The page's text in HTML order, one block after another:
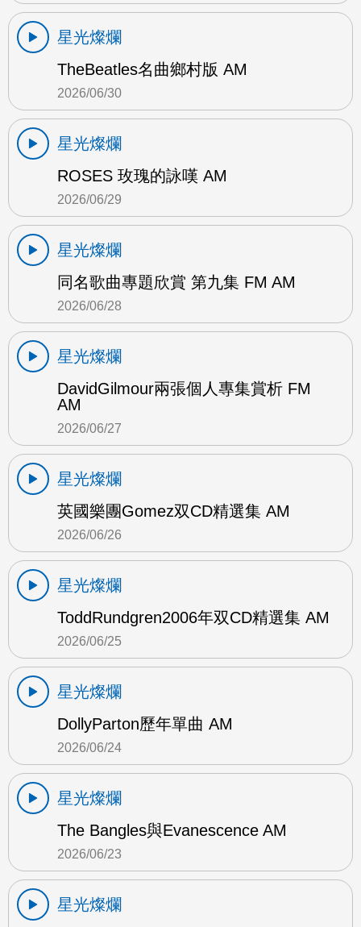
星光燦爛
TheBeatles名曲鄉村版 AM
2026/06/30
星光燦爛
ROSES 玫瑰的詠嘆 AM
2026/06/29
星光燦爛
同名歌曲專題欣賞 第九集 FM AM
2026/06/28
星光燦爛
DavidGilmour兩張個人專集賞析 FM
AM
2026/06/27
星光燦爛
英國樂團Gomez双CD精選集 AM
2026/06/26
星光燦爛
ToddRundgren2006年双CD精選集 AM
2026/06/25
星光燦爛
DollyParton歷年單曲 AM
2026/06/24
星光燦爛
The Bangles與Evanescence AM
2026/06/23
星光燦爛